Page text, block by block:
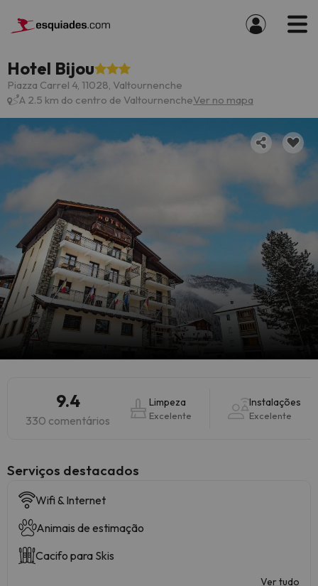
Hotel Bijou
Piazza Carrel 4, 11028, Valtournenche
A 2.5 km do centro de ValtournencheVer no mapa
9.4
330 comentários
Limpeza
Excelente
Instalações
Excelente
Serviços destacados
Wifi & Internet
Animais de estimação
Cacifo para Skis
Ver tudo